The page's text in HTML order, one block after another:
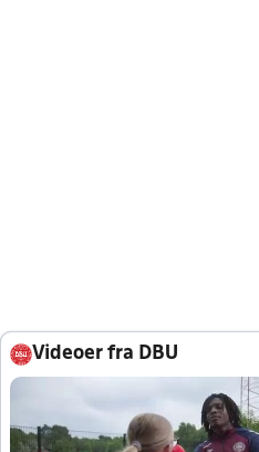
Videoer fra DBU